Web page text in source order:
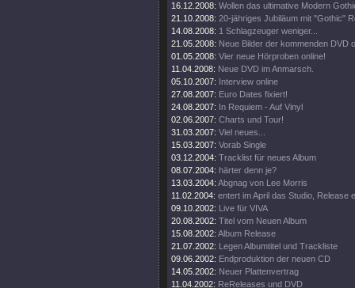
16.12.2008: Wollen das ultimative Modern
21.10.2008: 20-jähriges Jubiläum mit "Gothic"
14.08.2008: 1 Schlagzeuger weniger...
21.05.2008: Neue Bilder der kommenden DVD
01.05.2008: Vier neue Hörproben online!
11.04.2008: Neue DVD im Anmarsch.
05.10.2007: Interview online
27.08.2007: Euro Dates fixiert!
24.08.2007: In Requiem - Auf Vinyl
02.06.2007: Charts und Tour!
31.03.2007: Viel neues...
15.03.2007: Vorab Single
03.12.2004: Tracklist für neues Album
08.07.2004: härter denn je?
13.03.2004: Abgnag von Lee Morris
11.02.2004: entert im April das Studio, Release
09.10.2002: Live für VIVA
20.08.2002: Titel vom Neuen Album
15.08.2002: Album Release
21.07.2002: Legen Albumtitel und Trackliste
09.06.2002: Endproduktion der neuen CD
14.05.2002: Neuer Plattenvertrag
11.04.2002: ReReleases und DVD